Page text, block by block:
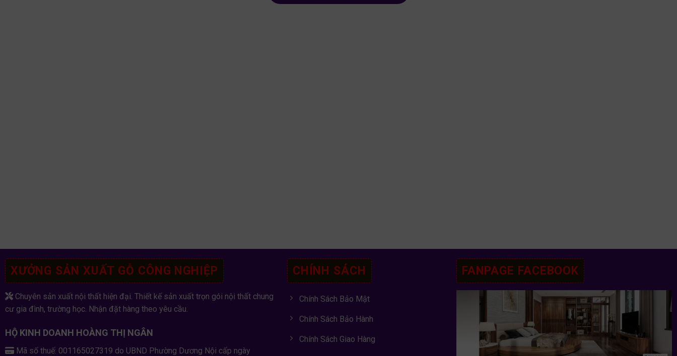
XƯỞNG SẢN XUẤT GỖ CÔNG NGHIỆP
Chuyên sản xuất nội thất hiện đại. Thiết kế sản xuất trọn gói nội thất chung
cư gia đình, trường học. Nhận đặt hàng theo yêu cầu.
HỘ KINH DOANH HOÀNG THỊ NGÂN
Mã số thuế: 001165027319 do UBND Phường Dương Nội cấp ngày
CHÍNH SÁCH
Chính Sách Bảo Mật
Chính Sách Bảo Hành
Chính Sách Giao Hàng
FANPAGE FACEBOOK